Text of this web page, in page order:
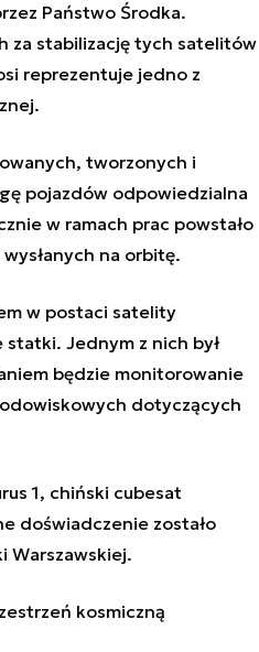
Państwo Środka.
za stabilizację tych satelitów
reprezentuje jedno z
tworzonych i
pojazdów odpowiedzialna
w ramach prac powstało
na orbitę.
w postaci satelity
statki. Jednym z nich był
będzie monitorowanie
dotyczących
1, chiński cubesat
doświadczenie zostało
Warszawskiej.
kosmiczną